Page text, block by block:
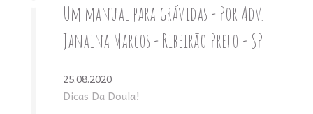
Um manual para grávidas - Por Adv.
Janaina Marcos - Ribeirão Preto - SP
25.08.2020
Dicas Da Doula!